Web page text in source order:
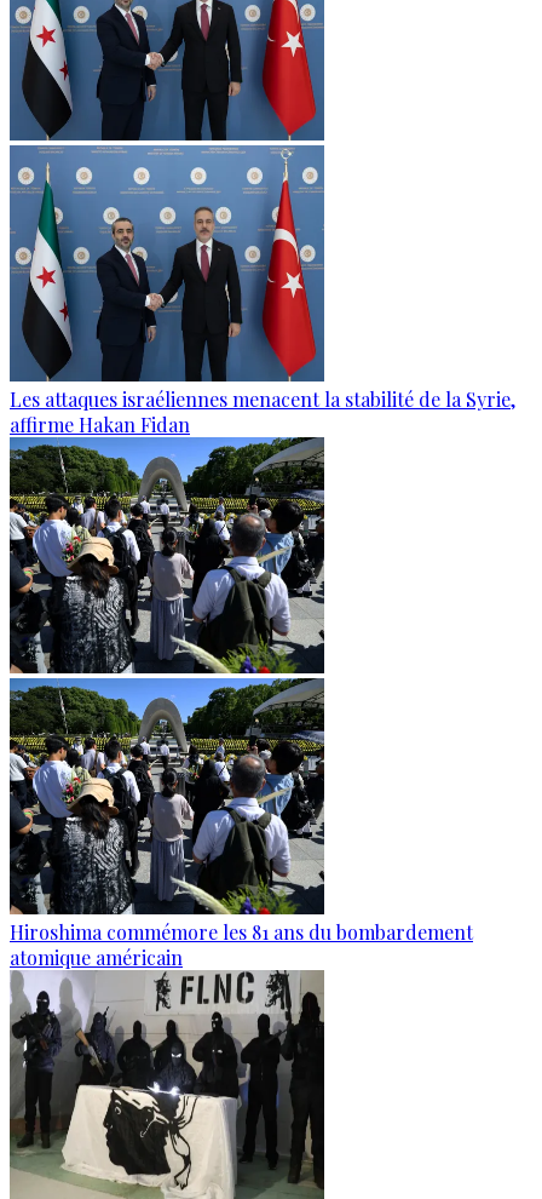
Les attaques israéliennes menacent la stabilité de la Syrie,
affirme Hakan Fidan
Hiroshima commémore les 81 ans du bombardement
atomique américain